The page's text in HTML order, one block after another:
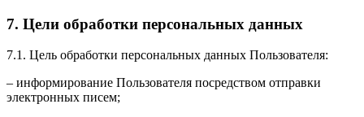
7. Цели обработки персональных данных
7.1. Цель обработки персональных данных Пользователя:
– информирование Пользователя посредством отправки
электронных писем;